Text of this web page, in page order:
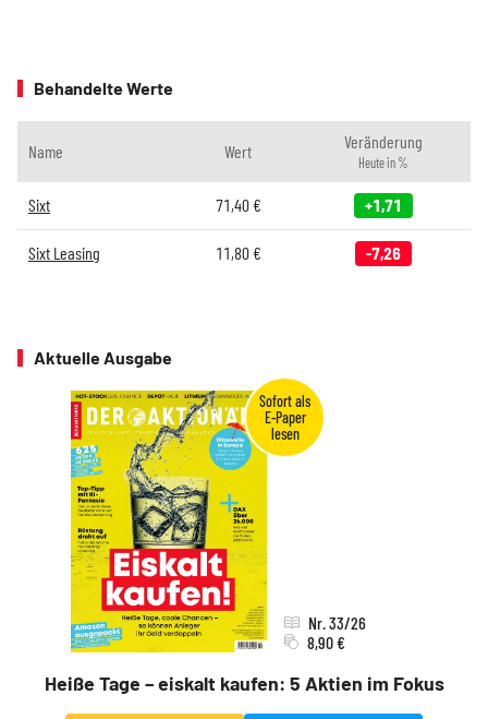
Behandelte Werte
Name Wert Veränderung
Heute in %
Sixt 71,40€ +1,71
Sixt Leasing 11,80€ -7,26
Aktuelle Ausgabe
Heiße Tage – eiskalt kaufen: 5 Aktien im Fokus
Nr. 33/26
8,90 €